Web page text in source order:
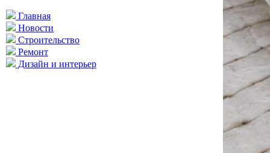
Главная
Новости
Строительство
Ремонт
Дизайн и интерьер